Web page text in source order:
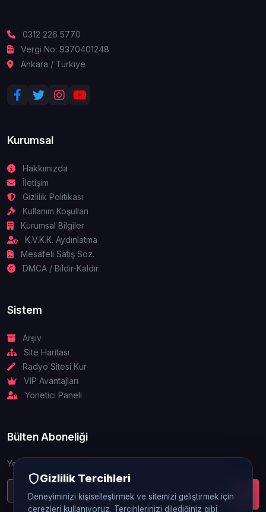
0312 226 5770
Vergi No: 9370401248
Ankara / Türkiye
Kurumsal
Hakkımızda
İletişim
Gizlilik Politikası
Kullanım Koşulları
Kurumsal Bilgiler
K.V.K.K. Aydınlatma
Mesafeli Satış Söz.
DMCA / Bildir-Kaldır
Sistem
Arşiv
Site Haritası
Radyo Sitesi Kur
VIP Avantajları
Yönetici Paneli
Bülten Aboneliği
Yeniliklerden ve güncellemelerden ilk siz haberdar olun.
Gizlilik Tercihleri
Deneyiminizi kişiselleştirmek ve sitemizi geliştirmek için
çerezleri kullanıyoruz. Tercihlerinizi dilediğiniz gibi